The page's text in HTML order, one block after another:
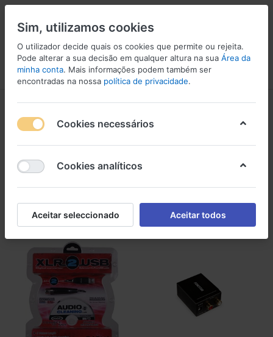
Menu Iniciar sessão Comparar Lista de Desejos
1-7de7
Conversores de áudio
Sim, utilizamos cookies
O utilizador decide quais os cookies que permite ou rejeita.
Pode alterar a sua decisão em qualquer altura na sua Área da
minha conta. Mais informações podem também ser
encontradas na nossa política de privacidade.
Cookies necessários
Cookies analíticos
Aceitar seleccionado Aceitar todos